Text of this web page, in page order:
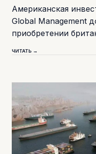
Американская
Global Management
приобретении
ЧИТАТЬ →